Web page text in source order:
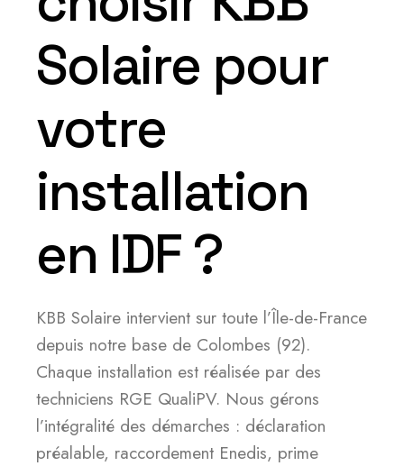
Solaire pour
votre
installation
en IDF ?
KBB Solaire intervient sur toute l’Île-de-France
depuis notre base de Colombes (92).
Chaque installation est réalisée par des
techniciens RGE QualiPV. Nous gérons
l’intégralité des démarches : déclaration
préalable, raccordement Enedis, prime